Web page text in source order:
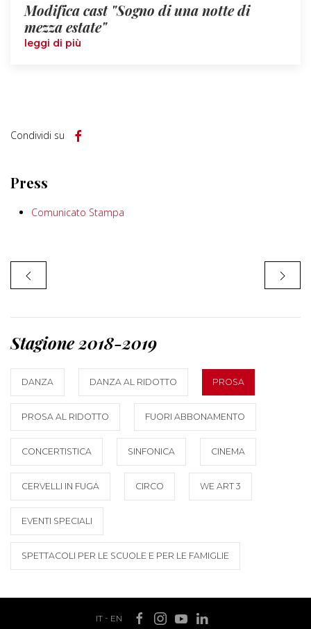
Modifica cast "Sogno di una notte di
mezza estate"
leggi di più
Condividi su
Press
Comunicato Stampa
Stagione 2018-2019
DANZA DANZA AL RIDOTTO PROSA
PROSA AL RIDOTTO FUORI ABBONAMENTO
CONCERTISTICA SINFONICA CINEMA
CERVELLI IN FUGA CIRCO WE ART 3
EVENTI SPECIALI
SPETTACOLI PER LE SCUOLE E PER LE FAMIGLIE
IT- EN